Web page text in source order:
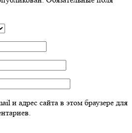
и адрес сайта в этом браузере для